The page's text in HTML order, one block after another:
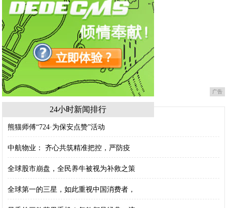
广告
24小时新闻排行
熊猫师傅“724·为保安点赞”活动
中航物业： 齐心共筑精准把控，严防疫
全球股市崩盘，全民养牛被视为补救之策
全球第一的三星，如此重视中国消费者，